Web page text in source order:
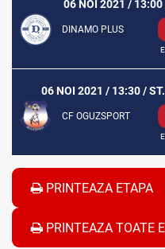
06 NOI 2021 / 13:00
DINAMO PLUS
06 NOI 2021 / 13:30 /
CF OGUZSPORT
PRINTEAZA ETAPA
PRINTEAZA TOATE